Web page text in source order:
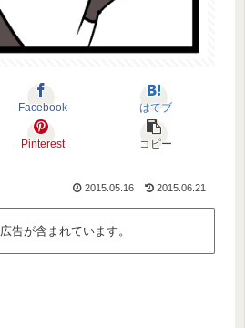
Facebook はてブ
Pinterest コピー
2015.05.16 2015.06.21
告が含まれています。